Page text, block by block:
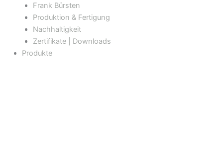
Frank Bürsten
Produktion & Fertigung
Nachhaltigkeit
Zertifikate | Downloads
Produkte